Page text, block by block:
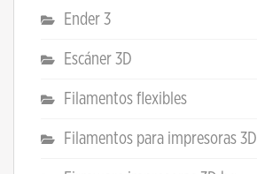
Ender 3
Escáner 3D
Filamentos flexibles
Filamentos para impresoras 3D